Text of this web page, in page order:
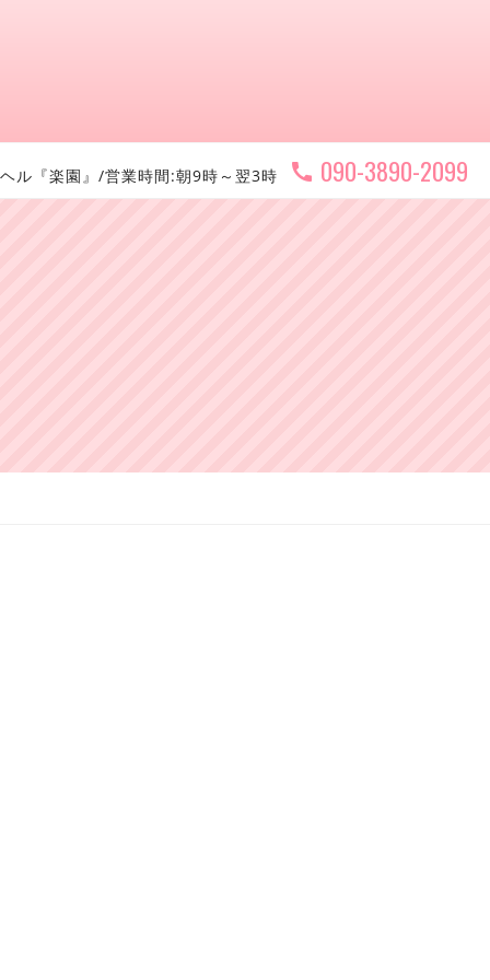
ル『楽園』/営業時間:朝9時～翌3時 call 090-3890-2099